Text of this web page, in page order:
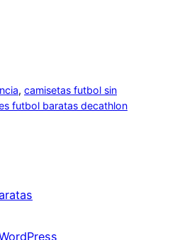
, camisetas futbol sin
futbol baratas decathlon